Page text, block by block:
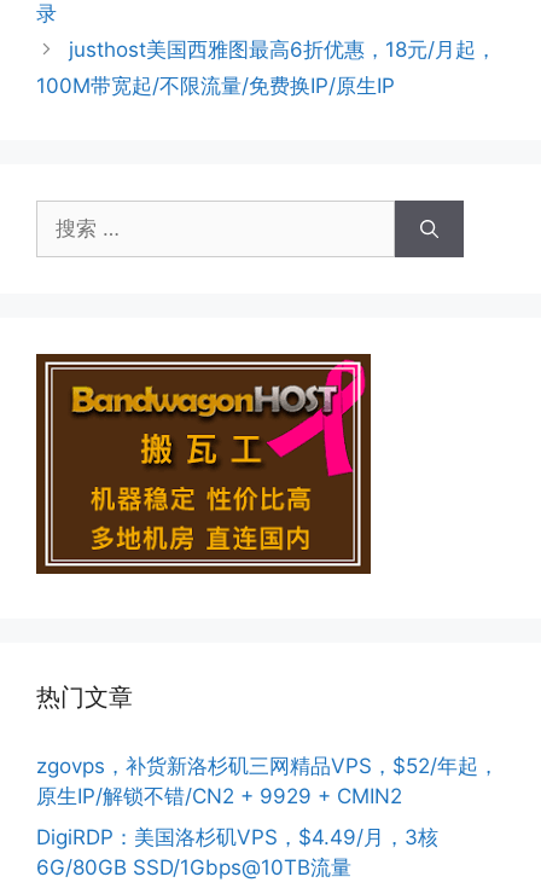
录
justhost美国西雅图最高6折优惠，18元/月起，
100M带宽起/不限流量/免费换IP/原生IP
索：
热门文章
zgovps，补货新洛杉矶三网精品VPS，$52/年起，
原生IP/解锁不错/CN2 + 9929 + CMIN2
DigiRDP：美国洛杉矶VPS，$4.49/月，3核
6G/80GB SSD/1Gbps@10TB流量